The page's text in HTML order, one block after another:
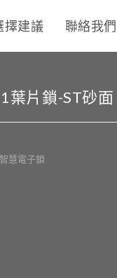
擇建議 聯絡我們
葉片鎖-ST砂面
慧電子鎖